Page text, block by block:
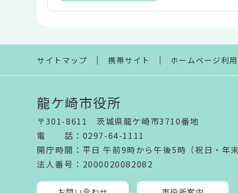
ま
サイトマップ 携帯サイト ホームページ利
龍ケ崎市役所
〒301-8611 茨城県龍ケ崎市3710番地
電話 ： 0297-64-1111
開庁時間 ： 平日 午前9時から午後5時（祝日・年
法人番号 ：2000020082082